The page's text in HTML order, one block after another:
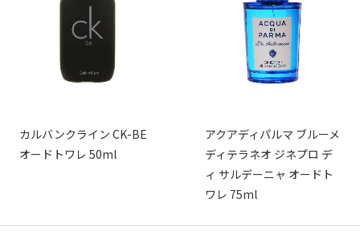
カルバンクライン CK-BE
オードトワレ 50ml
アクアディパルマ ブルーメ
ディテラネオ ジネプロ デ
ィ サルデーニャ オードト
ワレ 75ml